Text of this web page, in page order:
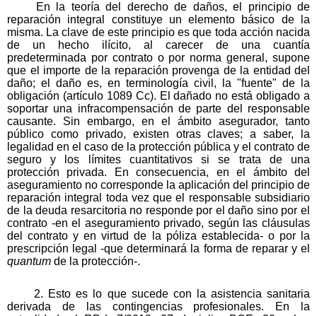
En la teoría del derecho de daños, el principio de
reparación integral constituye un elemento básico de la
misma. La clave de este principio es que toda acción nacida
de un hecho ilícito, al carecer de una cuantía
predeterminada por contrato o por norma general, supone
que el importe de la reparación provenga de la entidad del
daño; el daño es, en terminología civil, la "fuente" de la
obligación (artículo 1089 Cc). El dañado no está obligado a
soportar una infracompensación de parte del responsable
causante. Sin embargo, en el ámbito asegurador, tanto
público como privado, existen otras claves; a saber, la
legalidad en el caso de la protección pública y el contrato de
seguro y los límites cuantitativos si se trata de una
protección privada. En consecuencia, en el ámbito del
aseguramiento no corresponde la aplicación del principio de
reparación integral toda vez que el responsable subsidiario
de la deuda resarcitoria no responde por el daño sino por el
contrato -en el aseguramiento privado, según las cláusulas
del contrato y en virtud de la póliza establecida- o por la
prescripción legal -que determinará la forma de reparar y el
quantum de la protección-.
2. Esto es lo que sucede con la asistencia sanitaria
derivada de las contingencias profesionales. En la